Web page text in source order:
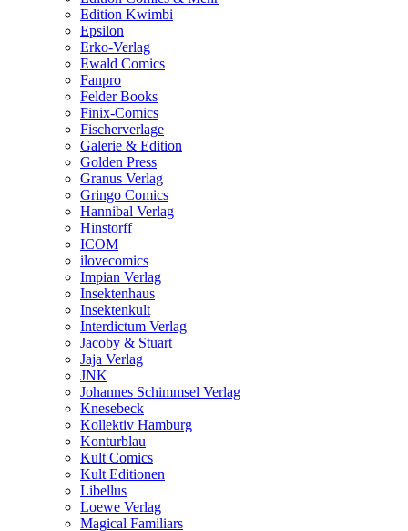
Edition Kwimbi
Epsilon
Erko-Verlag
Ewald Comics
Fanpro
Felder Books
Finix-Comics
Fischerverlage
Galerie & Edition
Golden Press
Granus Verlag
Gringo Comics
Hannibal Verlag
Hinstorff
ICOM
ilovecomics
Impian Verlag
Insektenhaus
Insektenkult
Interdictum Verlag
Jacoby & Stuart
Jaja Verlag
JNK
Johannes Schimmsel Verlag
Knesebeck
Kollektiv Hamburg
Konturblau
Kult Comics
Kult Editionen
Libellus
Loewe Verlag
Magical Familiars